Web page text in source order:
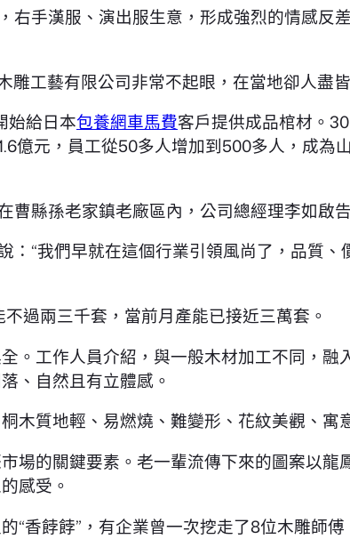
手漢服、演出服生意，形成強烈的情感反
工藝有限公司非常不起眼，在當地卻人盡皆
始給日本包養網車馬費客戶提供成品棺材。
元，員工從50多人增加到500多人，成為
曹縣孫老家鎮老廠區內，公司總經理李如啟
：“我們早就在這個行業引領風尚了，品質
過兩三千套，當前月產能已接近三萬套。
。工作人員介紹，與一般木材加工不同，
、自然且有立體感。
木質地輕、易燃燒、難變形、花紋美觀、寓
場的關鍵要素。老一輩流傳下來的圖案以
感受。
“香餑餑”，有企業曾一次挖走了8位木雕師